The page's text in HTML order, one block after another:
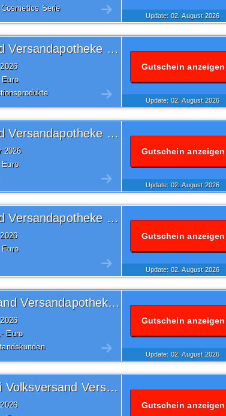
Serie
Update: 02.August2026
15% Volksversand Versandapotheke Gutschein
Gutschein anzeigen
Update: 02.August2026
15% Volksversand Versandapotheke Gutschein
2026
Gutschein anzeigen
Update: 02.August2026
20% Volksversand Versandapotheke Gutschein
Gutschein anzeigen
Update: 02.August2026
5 Euro Volksversand Versandapotheke Gutschein
Euro
Gutschein anzeigen
Update: 02.August2026
Versandkostenfrei Volksversand Versandapotheke Gutschein
Gutschein anzeigen